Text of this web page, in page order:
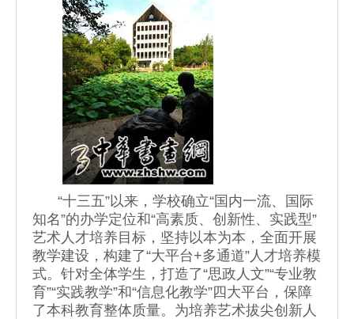
“十三五”以来，学校确立“国内一流、国际
知名”的办学定位和“高素质、创新性、实践型”
艺术人才培养目标，坚持以本为本，全面开展
教学建设，构建了“大平台+多通道”人才培养模
式。针对全体学生，打造了“思政人文”“专业教
育”“实践教学”和“信息化教学”四大平台，保障
了本科教育整体质量。为培养艺术拔尖创新人